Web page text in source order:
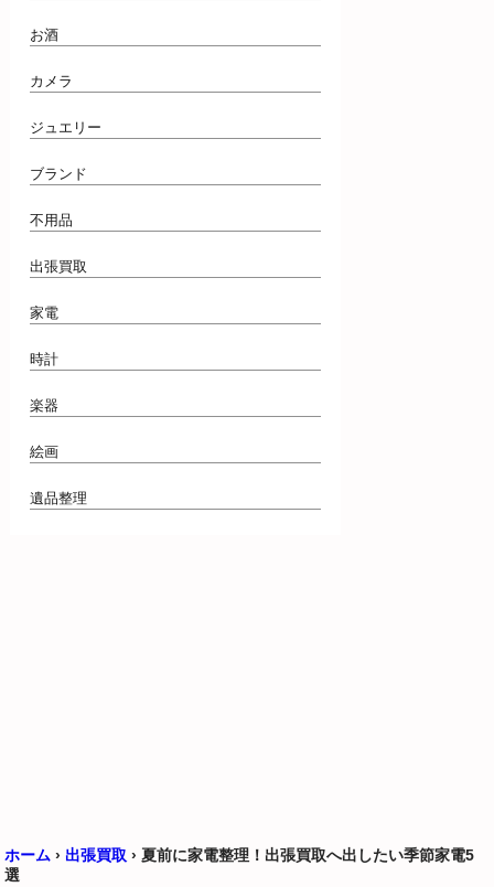
お酒
カメラ
ジュエリー
ブランド
不用品
出張買取
家電
時計
楽器
絵画
遺品整理
ホーム › 出張買取 › 夏前に家電整理！出張買取へ出したい季節家電5
選